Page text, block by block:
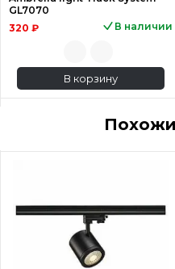
GL7070
320 ₽
В наличии
В корзину